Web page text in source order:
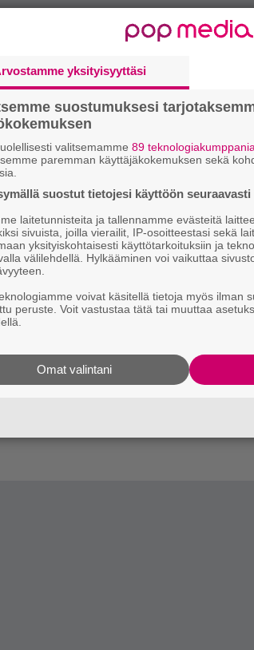
on 78. Episodin arviossa Doctor
tarinana niin mahtipontinen ja
supistamaan. Flanagan tuo elokuvaan
tunnelmaa, mutta
oikeuttaakseen hurjan kestonsa”,
yksityisyyttäsi
suostumuksesi
valitsemamme 89 teknologiakumppania
paremman käyttäjäkokemuksen sekä
suostut tietojesi käyttöön seuraavasti
laitetunnisteita ja tallennamme evästeitä
sivuista, joilla vierailit, IP-osoitteestasi sekä
yksityiskohtaisesti käyttötarkoituksiin ja
välilehdellä. Hylkääminen voi vaikuttaa
voivat käsitellä tietoja myös ilman
peruste. Voit vastustaa tätä tai muuttaa
Omat valintani